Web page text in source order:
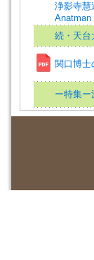
浄影寺慧
Anatman
続・天台
関口博
ー特集ー